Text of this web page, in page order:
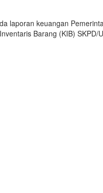
laporan keuangan
Barang (KIB) SKPD/